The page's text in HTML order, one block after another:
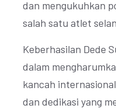
dan mengukuhkan
salah satu atlet
Keberhasilan Dede
dalam
kancah
dan dedikasi yang